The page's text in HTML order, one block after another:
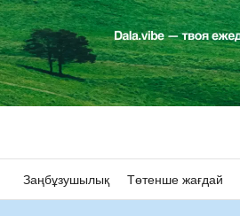
Заңбұзушылық Төтенше жағдай